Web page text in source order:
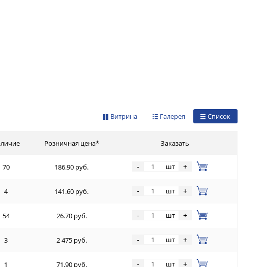
Список
Галерея
Витрина
Розничная цена* Заказать
70 186.90 руб. - шт +
4 141.60 руб. - шт +
54 26.70 руб. - шт +
3 2 475 руб. - шт +
1 71.90 руб. - шт +